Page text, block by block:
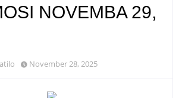
NOVEMBA 29,
November 28, 2025